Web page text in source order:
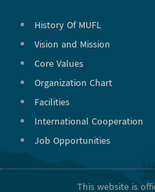
History Of MUFL
Vision and Mission
Core Values
Organization Chart
Facilities
International Cooperation
Job Opportunities
This website is